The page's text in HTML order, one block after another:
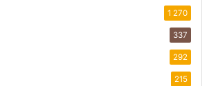
1 270
337
292
215